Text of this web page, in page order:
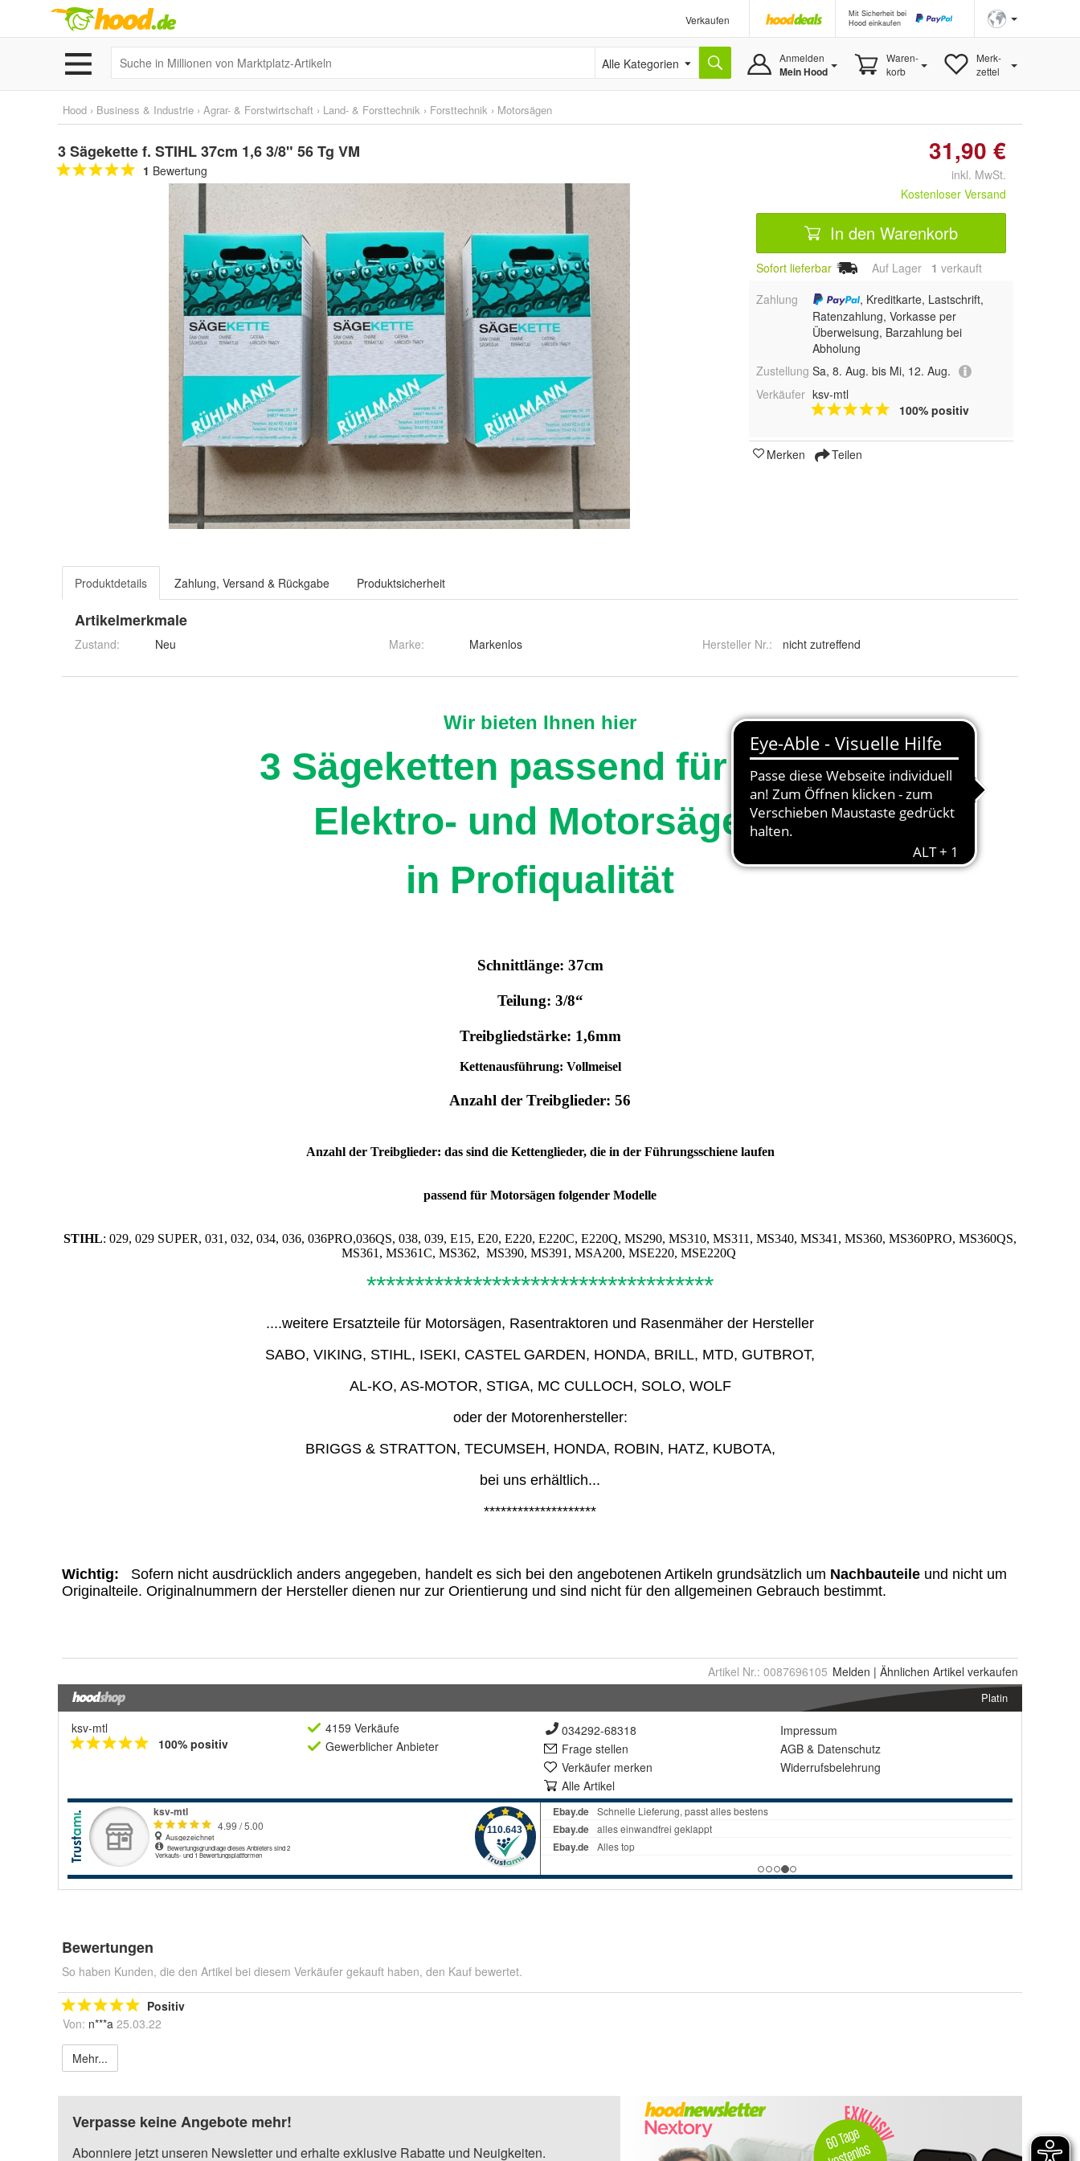
Verkaufen
Mit Sicherheit bei
Hood einkaufen
Alle Kategorien Anmelden
Mein Hood
Waren-
korb
Merk-
zettel
Hood › Business & Industrie › Agrar- & Forstwirtschaft › Land- & Forsttechnik › Forsttechnik › Motorsägen
3 Sägekette f. STIHL 37cm 1,6 3/8" 56 Tg VM
1 Bewertung
31,90 €
inkl. MwSt.
Kostenloser Versand
In den Warenkorb
Sofort lieferbar Auf Lager 1 verkauft
Zahlung
, Kreditkarte, Lastschrift,
Ratenzahlung, Vorkasse per
Überweisung, Barzahlung bei
Abholung
Zustellung Sa, 8. Aug. bis Mi, 12. Aug.
Verkäufer ksv-mtl
100% positiv
Merken Teilen
Produktdetails Zahlung, Versand & Rückgabe Produktsicherheit
Artikelmerkmale
Zustand: Neu Marke: Markenlos Hersteller Nr.: nicht zutreffend
Artikel Nr.: 0087696105 Melden | Ähnlichen Artikel verkaufen
Platin
ksv-mtl
100% positiv
4159 Verkäufe
Gewerblicher Anbieter
034292-68318
Frage stellen
Verkäufer merken
Alle Artikel
Impressum
AGB & Datenschutz
Widerrufsbelehrung
Bewertungen
So haben Kunden, die den Artikel bei diesem Verkäufer gekauft haben, den Kauf bewertet.
Positiv
Von: n***a 25.03.22
Mehr...
Verpasse keine Angebote mehr!
Abonniere jetzt unseren Newsletter und erhalte exklusive Rabatte und Neuigkeiten.